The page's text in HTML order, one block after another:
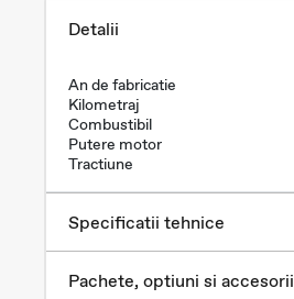
Detalii
An de fabricatie
Kilometraj
Combustibil
Putere motor
Tractiune
Specificatii tehnice
Pachete, optiuni si accesorii